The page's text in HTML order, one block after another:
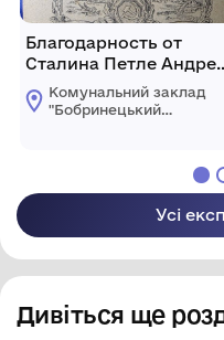
Благодарность от
Сталина Петле
Павловичу за
овладение городами
Комунальний заклад
"Бобринецький
Бобринецької
Усі
Дивіться ще